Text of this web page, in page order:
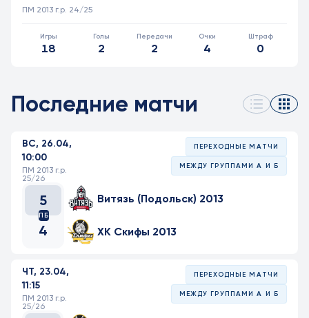
ПМ 2013 г.р. 24/25
18 2 2 4 0
Последние матчи
ВС, 26.04,
10:00
ПМ 2013 г.р.
25/26
ПЕРЕХОДНЫЕ МАТЧИ
МЕЖДУ ГРУППАМИ А И Б
5
ПБ
4
Витязь (Подольск) 2013
ХК Скифы 2013
ЧТ, 23.04,
11:15
ПМ 2013 г.р.
25/26
ПЕРЕХОДНЫЕ МАТЧИ
МЕЖДУ ГРУППАМИ А И Б